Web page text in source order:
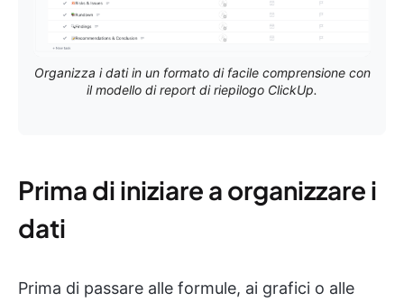
Organizza i dati in un formato di facile comprensione con
il modello di report di riepilogo ClickUp.
Prima di iniziare a organizzare i
dati
Prima di passare alle formule, ai grafici o alle